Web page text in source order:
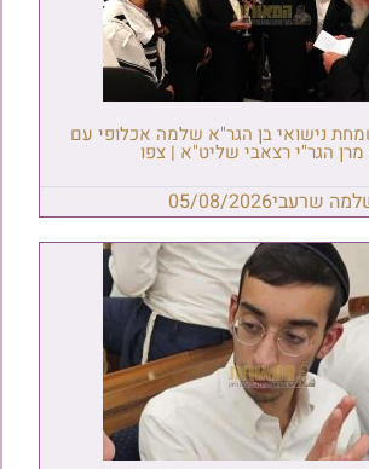
נישואי בן הגר"א שלמה אכלופי עם
מרן הגר"י רצאבי שליט"א | צפו
שרעבי05/08/2026